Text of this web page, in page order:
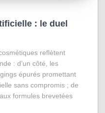
: le duel
reflètent
: d’un côté, les
épurés promettant
sans compromis ; de
formules brevetées